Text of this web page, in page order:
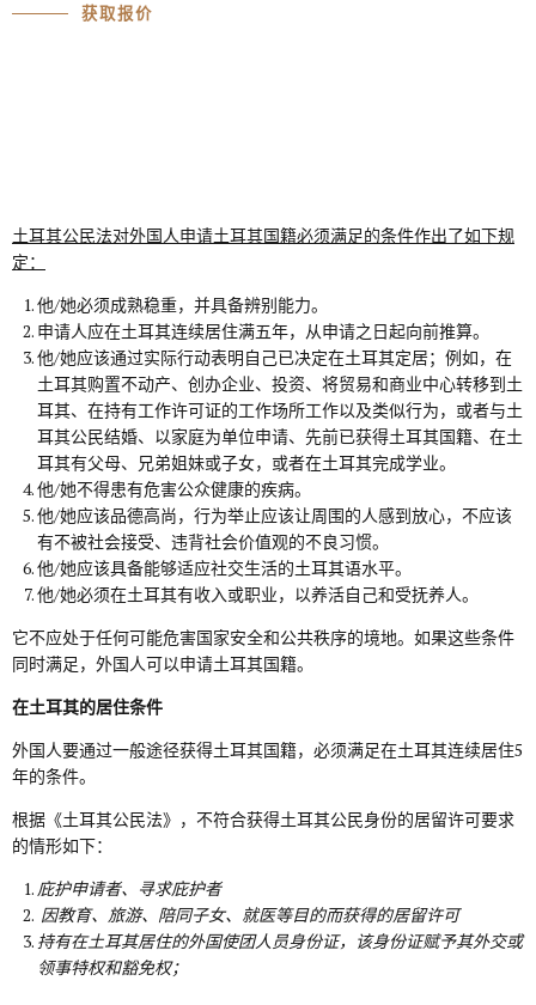
获取报价
土耳其公民法对外国人申请土耳其国籍必须满足的条件作出了如下规
定：
他/她必须成熟稳重，并具备辨别能力。
申请人应在土耳其连续居住满五年，从申请之日起向前推算。
他/她应该通过实际行动表明自己已决定在土耳其定居；例如，在
土耳其购置不动产、创办企业、投资、将贸易和商业中心转移到土
耳其、在持有工作许可证的工作场所工作以及类似行为，或者与土
耳其公民结婚、以家庭为单位申请、先前已获得土耳其国籍、在土
耳其有父母、兄弟姐妹或子女，或者在土耳其完成学业。
他/她不得患有危害公众健康的疾病。
他/她应该品德高尚，行为举止应该让周围的人感到放心，不应该
有不被社会接受、违背社会价值观的不良习惯。
他/她应该具备能够适应社交生活的土耳其语水平。
他/她必须在土耳其有收入或职业，以养活自己和受抚养人。
它不应处于任何可能危害国家安全和公共秩序的境地。如果这些条件
同时满足，外国人可以申请土耳其国籍。
在土耳其的居住条件
外国人要通过一般途径获得土耳其国籍，必须满足在土耳其连续居住5
年的条件。
根据《土耳其公民法》，不符合获得土耳其公民身份的居留许可要求
的情形如下：
庇护申请者、寻求庇护者
因教育、旅游、陪同子女、就医等目的而获得的居留许可
持有在土耳其居住的外国使团人员身份证，该身份证赋予其外交或
领事特权和豁免权；